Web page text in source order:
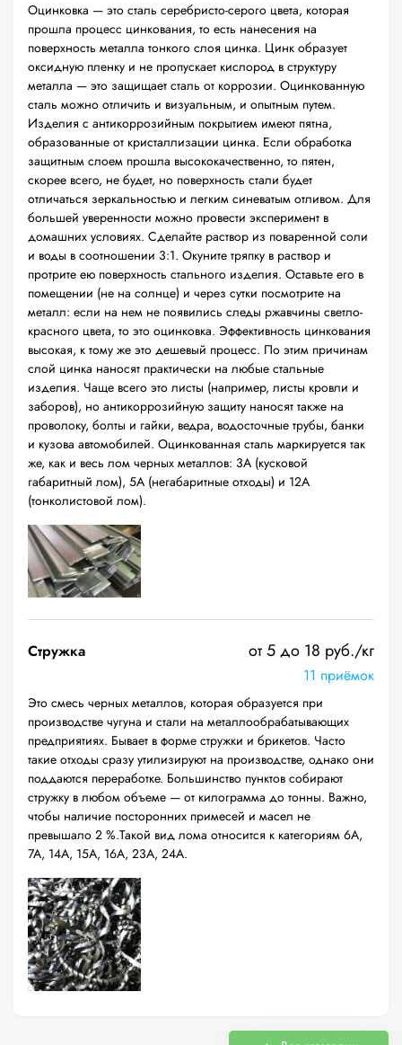
Оцинковка — это сталь серебристо-серого цвета, которая
прошла процесс цинкования, то есть нанесения на
поверхность металла тонкого слоя цинка. Цинк образует
оксидную пленку и не пропускает кислород в структуру
металла — это защищает сталь от коррозии. Оцинкованную
сталь можно отличить и визуальным, и опытным путем.
Изделия с антикоррозийным покрытием имеют пятна,
образованные от кристаллизации цинка. Если обработка
защитным слоем прошла высококачественно, то пятен,
скорее всего, не будет, но поверхность стали будет
отличаться зеркальностью и легким синеватым отливом. Для
большей уверенности можно провести эксперимент в
домашних условиях. Сделайте раствор из поваренной соли
и воды в соотношении 3:1. Окуните тряпку в раствор и
протрите ею поверхность стального изделия. Оставьте его в
помещении (не на солнце) и через сутки посмотрите на
металл: если на нем не появились следы ржавчины светло-
красного цвета, то это оцинковка. Эффективность цинкования
высокая, к тому же это дешевый процесс. По этим причинам
слой цинка наносят практически на любые стальные
изделия. Чаще всего это листы (например, листы кровли и
заборов), но антикоррозийную защиту наносят также на
проволоку, болты и гайки, ведра, водосточные трубы, банки
и кузова автомобилей. Оцинкованная сталь маркируется так
же, как и весь лом черных металлов: 3А (кусковой
габаритный лом), 5А (негабаритные отходы) и 12А
(тонколистовой лом).
Стружка от 5 до 18 руб./кг
11 приёмок
Это смесь черных металлов, которая образуется при
производстве чугуна и стали на металлообрабатывающих
предприятиях. Бывает в форме стружки и брикетов. Часто
такие отходы сразу утилизируют на производстве, однако они
поддаются переработке. Большинство пунктов собирают
стружку в любом объеме — от килограмма до тонны. Важно,
чтобы наличие посторонних примесей и масел не
превышало 2 %.Такой вид лома относится к категориям 6А,
7А, 14А, 15А, 16А, 23А, 24А.